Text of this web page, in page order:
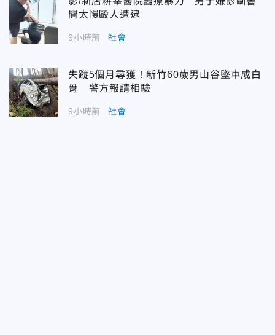
開太慢毆人遭逮
9小時前 社會
失蹤5個月尋獲！新竹60歲男山谷墜車成白
骨 警方報請相驗
9小時前 社會